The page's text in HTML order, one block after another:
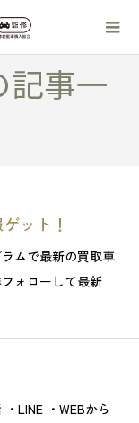
事一
ット！
ムで最新の買取車
ォローして最新
LINE ・WEBから